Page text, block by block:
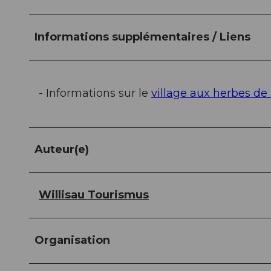
Informations supplémentaires / Liens
- Informations sur le village aux herbes de
Auteur(e)
Willisau Tourismus
Organisation